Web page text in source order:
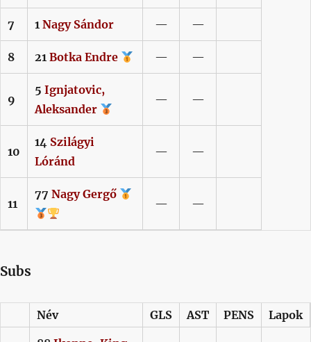
7 1 Nagy Sándor — —
8 21 Botka Endre — —
9
5 Ignjatovic,
Aleksander
— —
10
14 Szilágyi
Lóránd
— —
11
77 Nagy Gergő
— —
Subs
Név GLS AST PENS Lapok